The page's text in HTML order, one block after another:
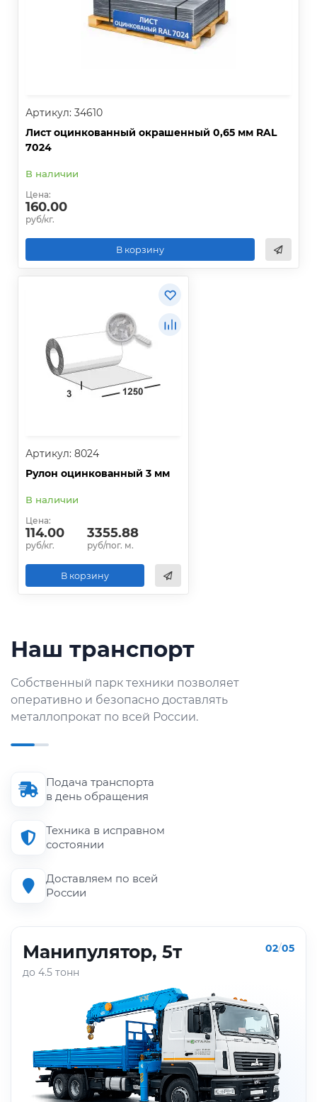
Артикул: 34610
Лист оцинкованный окрашенный 0,65 мм RAL
7024
В наличии
Цена:
160.00
руб/кг.
В корзину
Артикул: 8024
Рулон оцинкованный 3 мм
В наличии
Цена:
114.00
руб/кг.
3355.88
руб/пог. м.
В корзину
Наш транспорт
Собственный парк техники позволяет
оперативно и безопасно доставлять
металлопрокат по всей России.
Подача транспорта
в день обращения
Техника в исправном
состоянии
Доставляем по всей
России
Манипулятор, 5т
до 4.5 тонн
02/05